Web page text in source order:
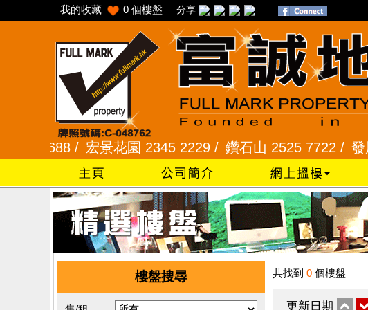
我的收藏 0 個樓盤 分享
宏景花園 2345 2229 /鑽石山 2525 7722 /發展商
樓盤搜尋 共找到 0 個樓盤
更新日期